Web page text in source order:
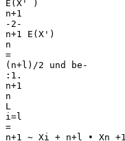
E(X' )
n+1
-2-
n+1 E(X')
n
=
(n+l)/2 und be-
:1.
n+1
n
L
i=l
=
n+1 ~ Xi + n+l • Xn +1